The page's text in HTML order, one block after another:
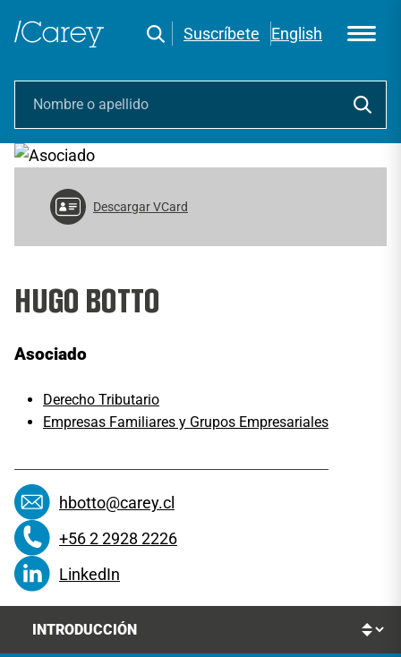
Suscríbete English
Descargar VCard
HUGO BOTTO
Asociado
Derecho Tributario
Empresas Familiares y Grupos Empresariales
hbotto@carey.cl
+56 2 2928 2226
LinkedIn